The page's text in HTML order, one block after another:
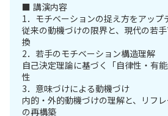
■ 講演内容
1．モチベーションの捉え方をアップ
従来の動機づけの限界と、現代の若
換
2．若手のモチベーション構造理解
自己決定理論に基づく「自律性・有
性
3．意味づけによる動機づけ
内的・外的動機づけの理解と、リフ
の再構築